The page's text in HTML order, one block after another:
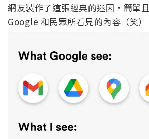
網友製作了這張經典的迷因，簡單
Google 和民眾所看見的內容（笑）